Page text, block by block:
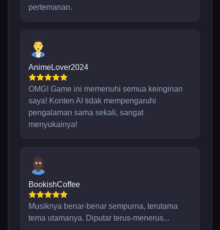
pertemanan.
AnimeLover2024
OMG! Game ini memenuhi semua keinginan
saya! Konten AI tidak mempengaruhi
pengalaman sama sekali, sangat
menyukainya!
BookishCoffee
Musiknya benar-benar sempurna, terutama
tema utamanya. Diputar terus-menerus...